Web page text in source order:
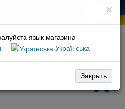
язык магазина
Закрыть